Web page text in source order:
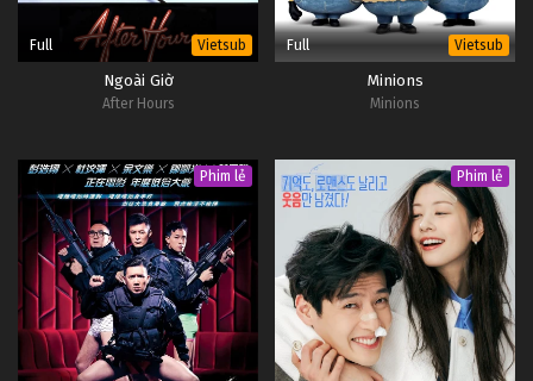
Full Vietsub
Ngoài Giờ
After Hours
Full Vietsub
Minions
Minions
Phim lẻ Phim lẻ